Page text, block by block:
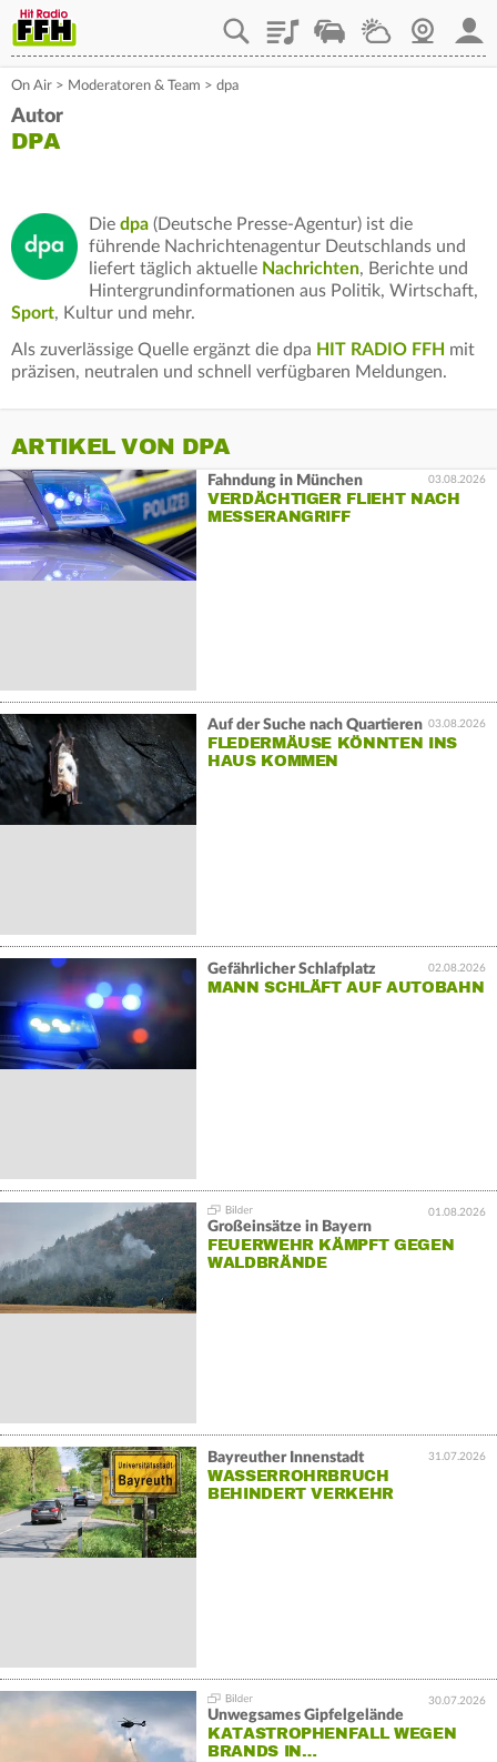
PlaylistStaupilotWetterWebcam
On Air > Moderatoren & Team > dpa
Autor
DPA
Die dpa (Deutsche Presse-Agentur) ist die
führende Nachrichtenagentur Deutschlands und
liefert täglich aktuelle Nachrichten, Berichte und
Hintergrundinformationen aus Politik, Wirtschaft,
Sport, Kultur und mehr.
Als zuverlässige Quelle ergänzt die dpa HIT RADIO FFH mit
präzisen, neutralen und schnell verfügbaren Meldungen.
ARTIKEL VON DPA
03.08.2026
Fahndung in München
VERDÄCHTIGER FLIEHT NACH
MESSERANGRIFF
03.08.2026
Auf der Suche nach Quartieren
FLEDERMÄUSE KÖNNTEN INS
HAUS KOMMEN
02.08.2026
Gefährlicher Schlafplatz
MANN SCHLÄFT AUF AUTOBAHN
01.08.2026
Großeinsätze in Bayern
FEUERWEHR KÄMPFT GEGEN
WALDBRÄNDE
31.07.2026
Bayreuther Innenstadt
WASSERROHRBRUCH
BEHINDERT VERKEHR
30.07.2026
Unwegsames Gipfelgelände
KATASTROPHENFALL WEGEN
BRANDS IN…